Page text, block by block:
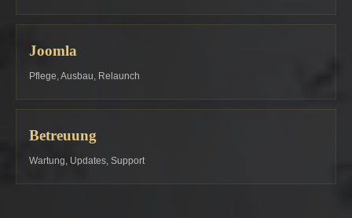
Joomla
Pflege, Ausbau, Relaunch
Betreuung
Wartung, Updates, Support